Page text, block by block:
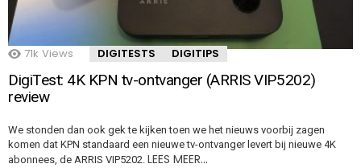
71k Views DIGITESTS DIGITIPS
DigiTest: 4K KPN tv-ontvanger (ARRIS VIP5202)
review
We stonden dan ook gek te kijken toen we het nieuws voorbij zagen
komen dat KPN standaard een nieuwe tv-ontvanger levert bij nieuwe 4K
abonnees, de ARRIS VIP5202. LEES MEER…